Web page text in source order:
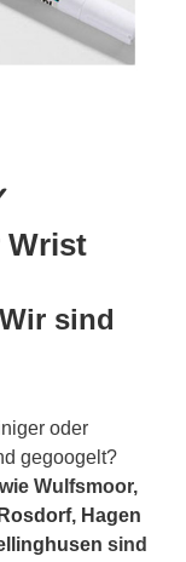
Wrist
sind
oder
gegoogelt?
Wulfsmoor,
Rosdorf, Hagen
sind